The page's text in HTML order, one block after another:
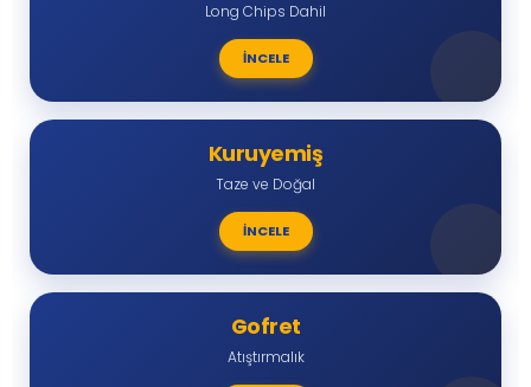
Long Chips Dahil
İNCELE
Kuruyemiş
Taze ve Doğal
İNCELE
Gofret
Atıştırmalık